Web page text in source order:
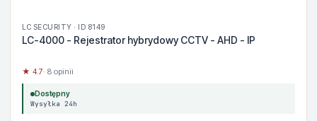
LC SECURITY · ID 8149
LC-4000 - Rejestrator hybrydowy CCTV - AHD - IP
★ 4.7· 8 opinii
Dostępny
Wysyłka 24h